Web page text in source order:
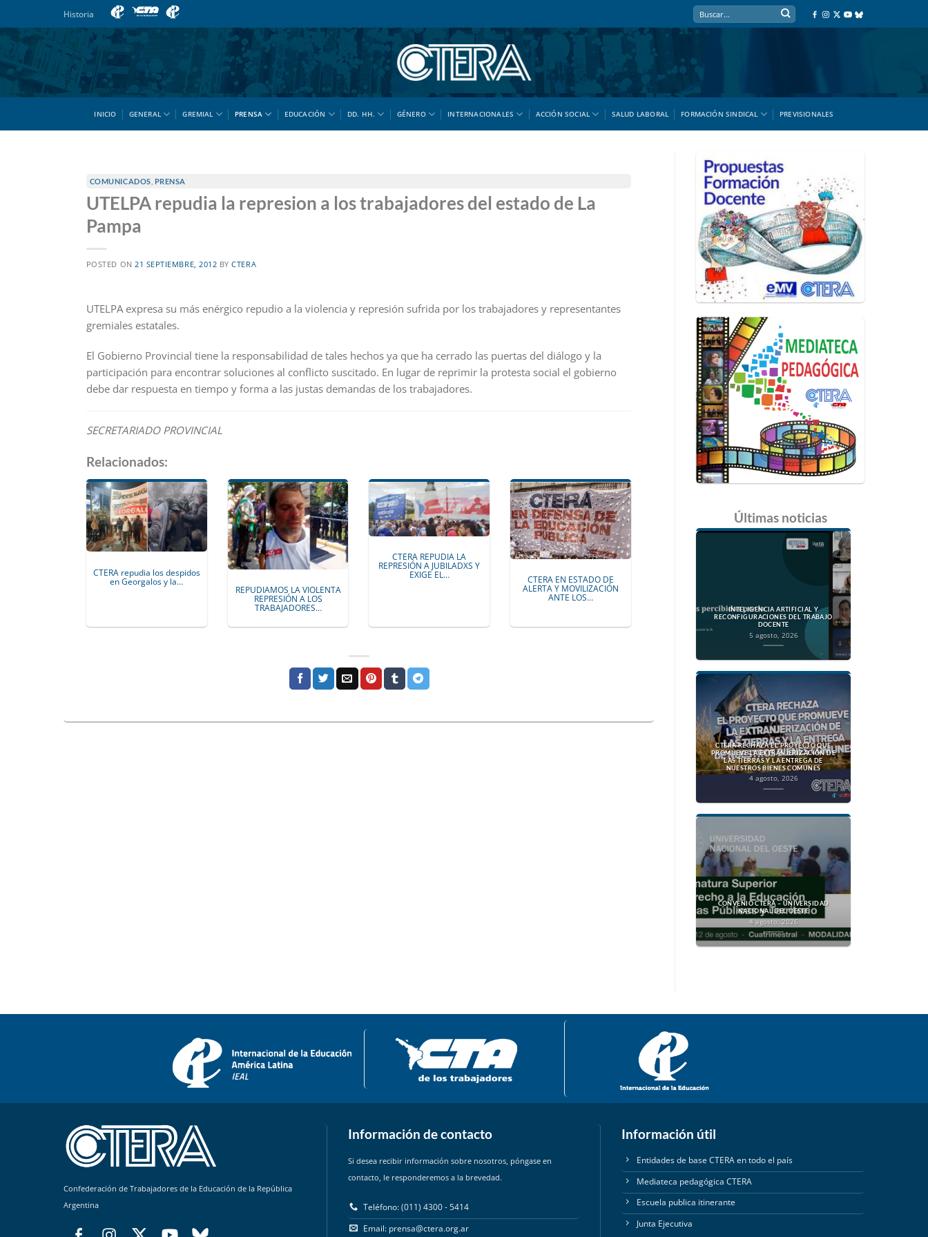
al
contenido
Historia
INICIO GENERAL GREMIAL PRENSA EDUCACIÓN DD. HH. GÉNERO INTERNACIONALES ACCIÓN SOCIAL SALUD LABORAL FORMACIÓN SINDICAL PREVISIONALES
COMUNICADOS PRENSA
UTELPA repudia la represion a los trabajadores del estado de La
Pampa
POSTED ON21 SEPTIEMBRE, 2012 BYCTERA
UTELPA expresa su más enérgico repudio a la violencia y represión sufrida por los trabajadores y representantes
gremiales estatales.
El Gobierno Provincial tiene la responsabilidad de tales hechos ya que ha cerrado las puertas del diálogo y la
participación para encontrar soluciones al conflicto suscitado. En lugar de reprimir la protesta social el gobierno
debe dar respuesta en tiempo y forma a las justas demandas de los trabajadores.
SECRETARIADO PROVINCIAL
Relacionados:
CTERA repudia los despidos
en Georgalos y la…
REPUDIAMOS LA VIOLENTA
REPRESIÓN A LOS
TRABAJADORES…
CTERA REPUDIA LA
REPRESIÓN A JUBILADXS Y
EXIGE EL… CTERA EN ESTADO DE
ALERTA Y MOVILIZACIÓN
ANTE LOS…
Últimas noticias
INTELIGENCIA ARTIFICIAL Y
RECONFIGURACIONES DEL TRABAJO
DOCENTE
5 agosto, 2026
CTERA RECHAZA EL PROYECTO QUE
PROMUEVE LA EXTRANJERIZACIÓN DE
LAS TIERRAS Y LA ENTREGA DE
NUESTROS BIENES COMUNES
4 agosto, 2026
CONVENIO CTERA – UNIVERSIDAD
NACIONAL DEL OESTE
4 agosto, 2026
Confederación de Trabajadores de la Educación de la República
Argentina
Información de contacto
Si desea recibir información sobre nosotros, póngase en
contacto, le responderemos a la brevedad.
Teléfono: (011) 4300 - 5414
Email: prensa@ctera.org.ar
Información útil
Entidades de base CTERA en todo el país
Mediateca pedagógica CTERA
Escuela publica itinerante
Junta Ejecutiva